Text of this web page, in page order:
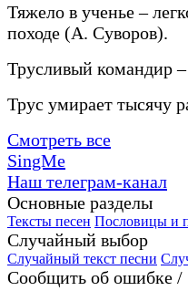
Тяжело в ученье –
походе (А. Суворов).
Трусливый командир
Трус умирает тысячу
Смотреть все
SingMe
Наш телеграм-канал
Основные разделы
Тексты песен Пословицы и
Случайный выбор
Случайный текст песни
Сообщить об ошибке /